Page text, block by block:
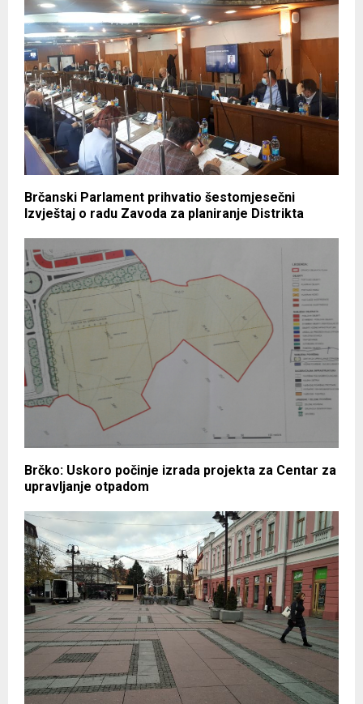
Brčanski Parlament prihvatio šestomjesečni
Izvještaj o radu Zavoda za planiranje Distrikta
Brčko: Uskoro počinje izrada projekta za Centar za
upravljanje otpadom